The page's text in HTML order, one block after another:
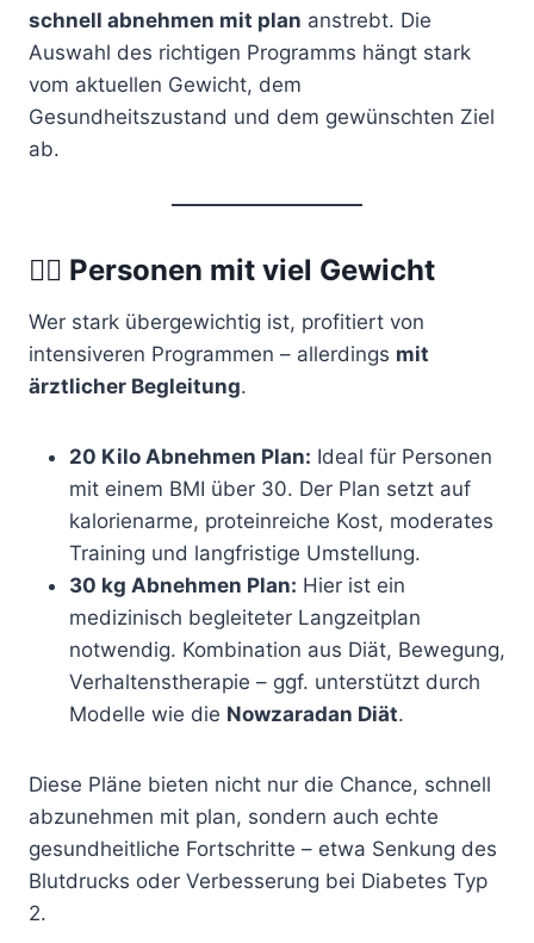
schnell abnehmen mit plan anstrebt. Die
Auswahl des richtigen Programms hängt stark
vom aktuellen Gewicht, dem
Gesundheitszustand und dem gewünschten Ziel
ab.
🧍‍♀️ Personen mit viel Gewicht
Wer stark übergewichtig ist, profitiert von
intensiveren Programmen – allerdings mit
ärztlicher Begleitung.
20 Kilo Abnehmen Plan: Ideal für Personen
mit einem BMI über 30. Der Plan setzt auf
kalorienarme, proteinreiche Kost, moderates
Training und langfristige Umstellung.
30 kg Abnehmen Plan: Hier ist ein
medizinisch begleiteter Langzeitplan
notwendig. Kombination aus Diät, Bewegung,
Verhaltenstherapie – ggf. unterstützt durch
Modelle wie die Nowzaradan Diät.
Diese Pläne bieten nicht nur die Chance, schnell
abzunehmen mit plan, sondern auch echte
gesundheitliche Fortschritte – etwa Senkung des
Blutdrucks oder Verbesserung bei Diabetes Typ
2.